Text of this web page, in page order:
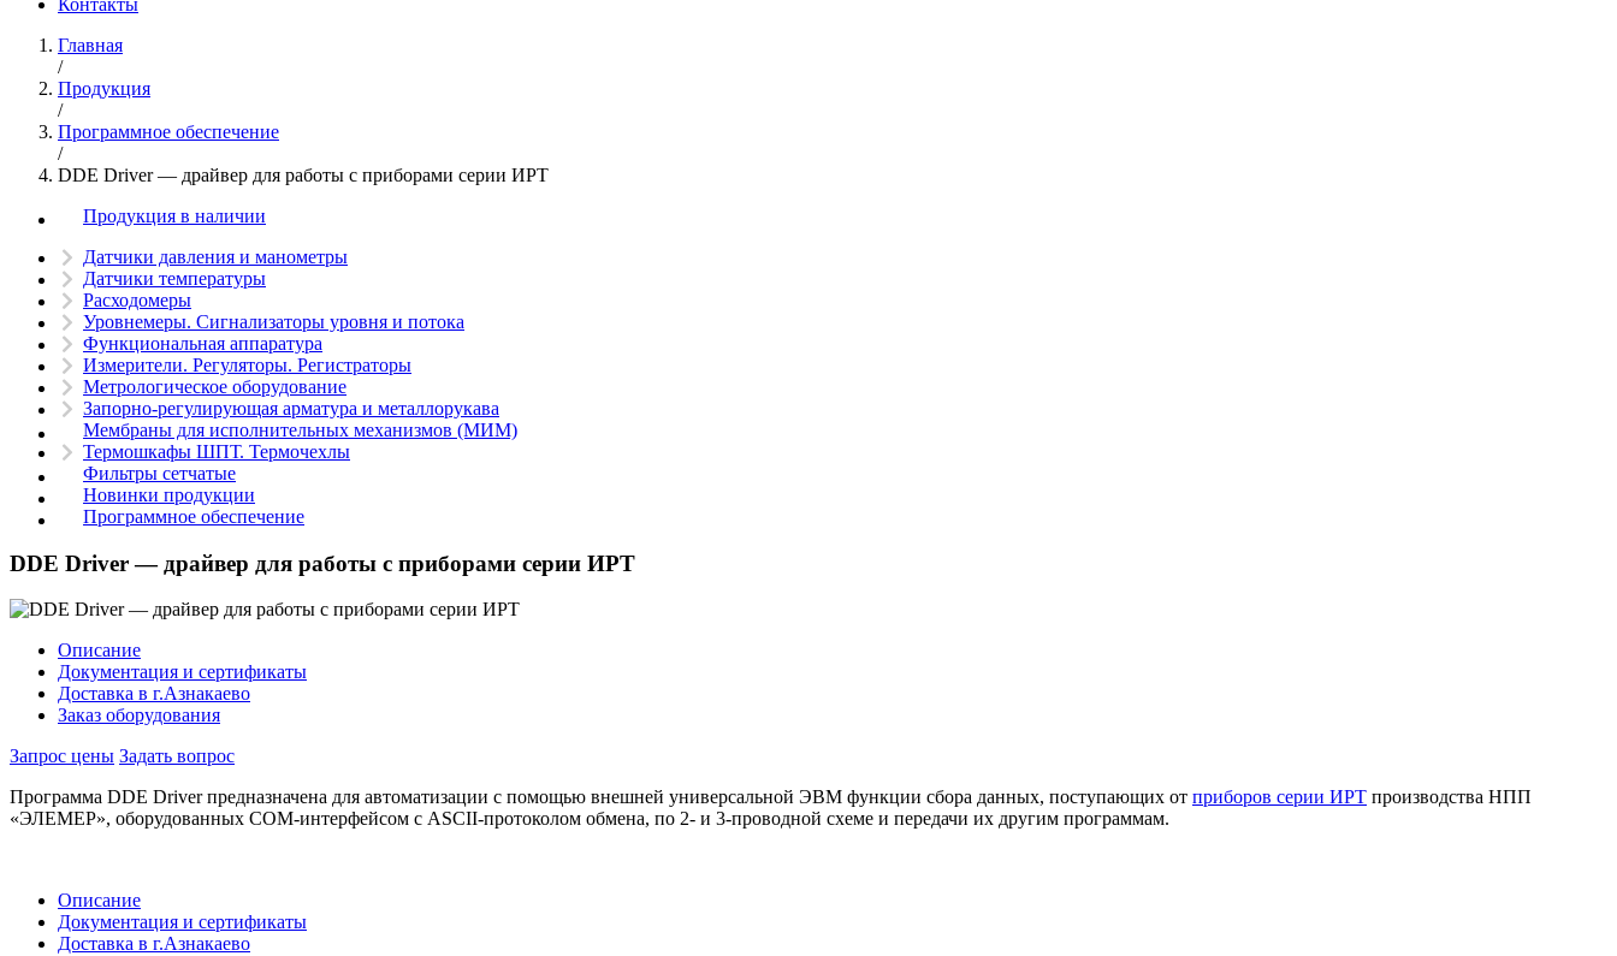
Контакты
Главная
/
Продукция
/
Программное обеспечение
/
DDE Driver — драйвер для работы с приборами серии ИРТ
Продукция в наличии
Датчики давления и манометры
Датчики температуры
Расходомеры
Уровнемеры. Сигнализаторы уровня и потока
Функциональная аппаратура
Измерители. Регуляторы. Регистраторы
Метрологическое оборудование
Запорно-регулирующая арматура и металлорукава
Мембраны для исполнительных механизмов (МИМ)
Термошкафы ШПТ. Термочехлы
Фильтры сетчатые
Новинки продукции
Программное обеспечение
DDE Driver — драйвер для работы с приборами серии ИРТ
Описание
Документация и сертификаты
Доставка в г.Азнакаево
Заказ оборудования
Запрос цены Задать вопрос
Программа DDE Driver предназначена для автоматизации с помощью внешней универсальной ЭВМ функции сбора данных, поступающих от приборов серии ИРТ производства НПП
«ЭЛЕМЕР», оборудованных COM-интерфейсом с ASCII-протоколом обмена, по 2- и 3-проводной схеме и передачи их другим программам.
Описание
Документация и сертификаты
Доставка в г.Азнакаево